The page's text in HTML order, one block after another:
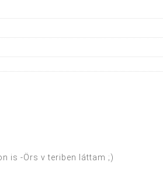
is -Örs v teriben láttam ;)